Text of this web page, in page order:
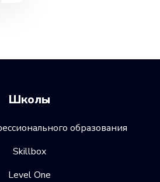
Школы
образования
Skillbox
Level One